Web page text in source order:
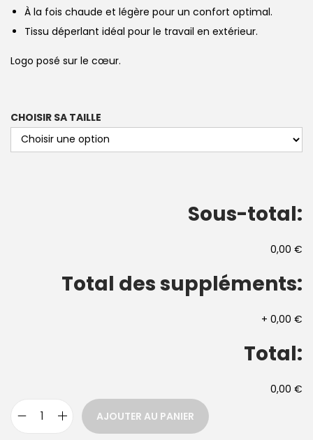
À la fois chaude et légère pour un confort optimal.
Tissu déperlant idéal pour le travail en extérieur.
Logo posé sur le cœur.
CHOISIR SA TAILLE
Sous-total:
0,00 €
Total des suppléments:
+ 0,00 €
Total:
0,00 €
AJOUTER AU PANIER